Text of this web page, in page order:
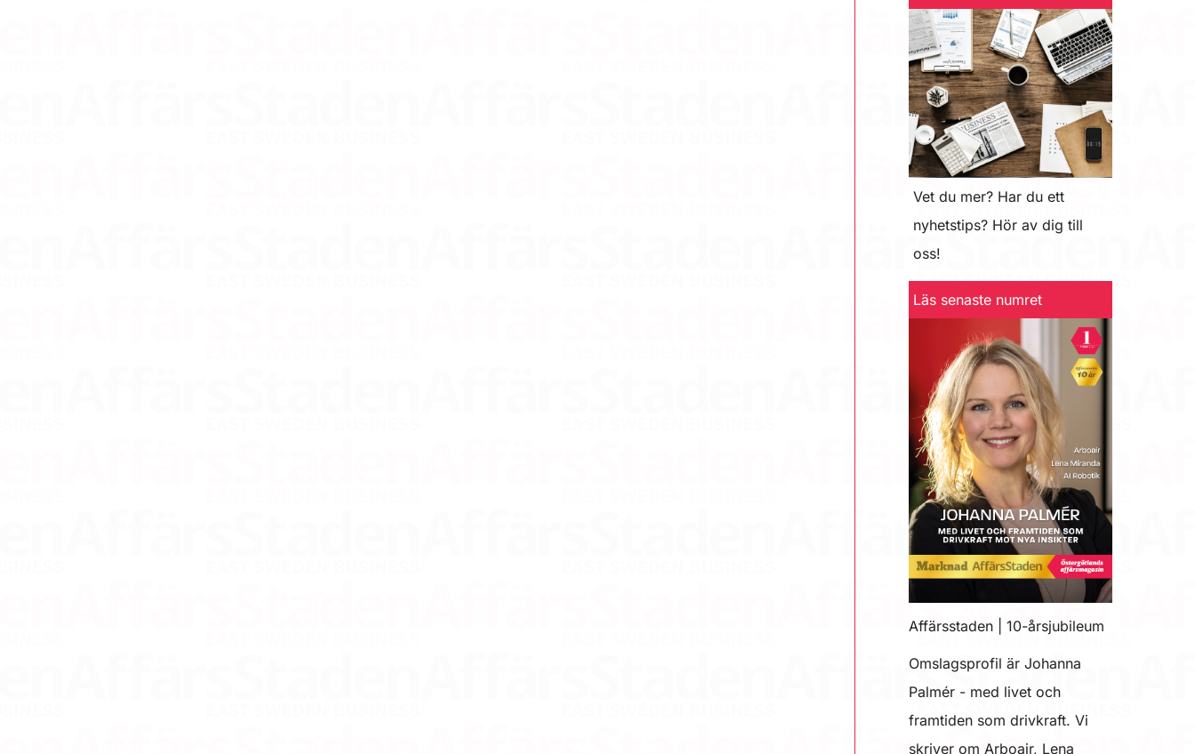
Vet du mer? Har du ett
nyhetstips? Hör av dig till
oss!
Läs senaste numret
Affärsstaden | 10-årsjubileum
Omslagsprofil är Johanna
Palmér - med livet och
framtiden som drivkraft. Vi
skriver om Arboair, Lena